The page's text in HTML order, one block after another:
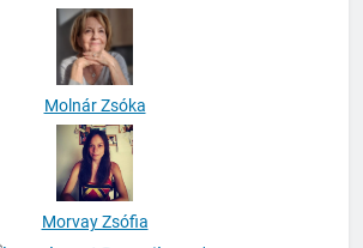
Molnár Zsóka
Morvay Zsófia